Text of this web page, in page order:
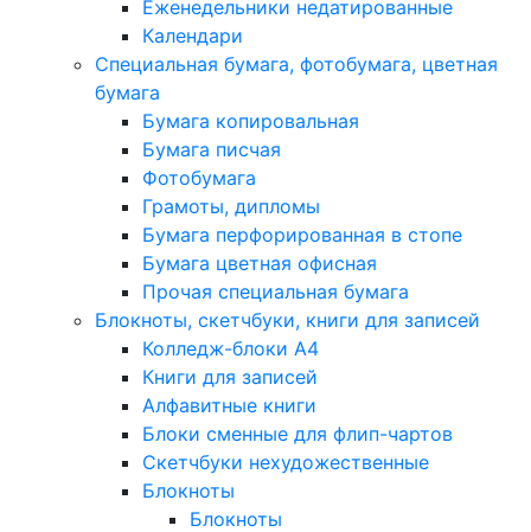
Еженедельники недатированные
Календари
Специальная бумага, фотобумага, цветная
бумага
Бумага копировальная
Бумага писчая
Фотобумага
Грамоты, дипломы
Бумага перфорированная в стопе
Бумага цветная офисная
Прочая специальная бумага
Блокноты, скетчбуки, книги для записей
Колледж-блоки А4
Книги для записей
Алфавитные книги
Блоки сменные для флип-чартов
Скетчбуки нехудожественные
Блокноты
Блокноты